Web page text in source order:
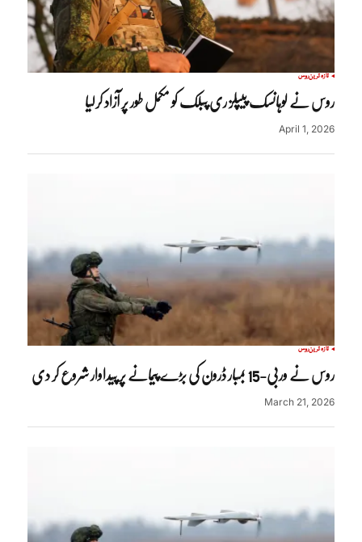
تازہ ترینروس
روس نے لوہانسک پیپلز ری پبلک کو مکمل طور پر آزاد کرلیا
April 1, 2026
تازہ ترینروس
روس نے وربی-15 بمبار ڈرون کی بڑے پیمانے پر پیداوار شروع کر دی
March 21, 2026